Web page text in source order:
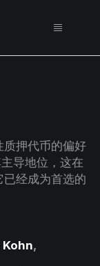
质押代币的偏好
导地位，这在
已经成为首选的
,